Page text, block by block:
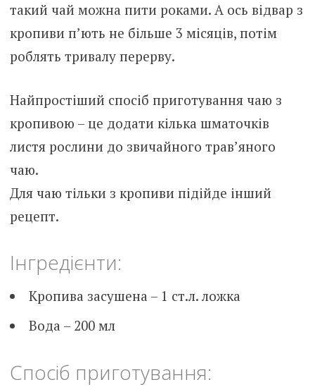
такий чай можна пити роками. А ось відвар з
кропиви п’ють не більше 3 місяців, потім
роблять тривалу перерву.
Найпростіший спосіб приготування чаю з
кропивою – це додати кілька шматочків
листя рослини до звичайного трав’яного
чаю.
Для чаю тільки з кропиви підійде інший
рецепт.
Інгредієнти:
Кропива засушена – 1 ст.л. ложка
Вода – 200 мл
Спосіб приготування: